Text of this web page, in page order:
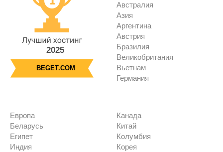
2025
BEGET.COM
Австралия
Азия
Аргентина
Австрия
Бразилия
Великобритания
Вьетнам
Германия
Европа
Беларусь
Египет
Индия
Канада
Китай
Колумбия
Корея